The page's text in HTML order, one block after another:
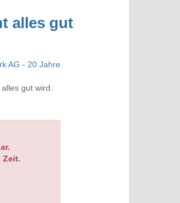
alles gut
gut wird.
Zeit.